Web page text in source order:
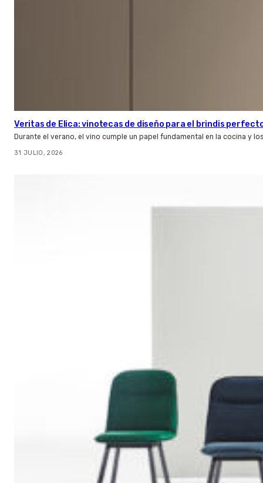
Veritas de Elica: vinotecas de diseño para el brindis
Durante el verano, el vino cumple un papel fundamental en la cocina y
31 JULIO, 2026